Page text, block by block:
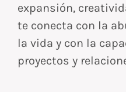
expansión,
te conecta con la
la vida y con la
proyectos y